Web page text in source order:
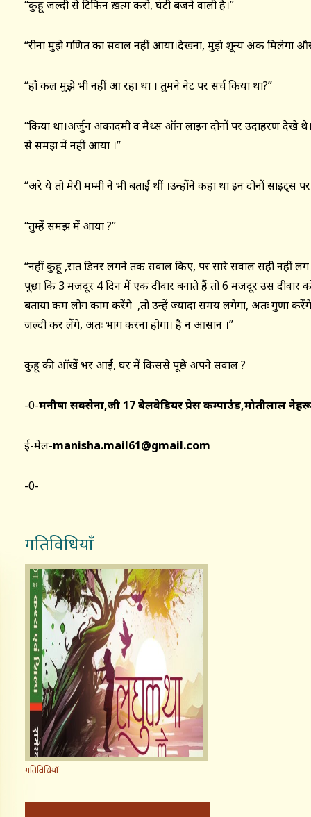
“कुहू जल्दी से टिफिन ख़त्म करो, घंटी बजने वाली है।”
“रीना मुझे गणित का सवाल नहीं आया।देखना, मुझे शून्य अंक मिलेगा और
“हाँ कल मुझे भी नहीं आ रहा था । तुमने नेट पर सर्च किया था?”
“किया था।अर्जुन अकादमी व मैथ्स ऑन लाइन दोनों पर उदाहरण देखे
से समझ में नहीं आया ।”
“अरे ये तो मेरी मम्मी ने भी बताईं थीं ।उन्होंने कहा था इन दोनों साइट्स
“तुम्हें समझ में आया ?”
“नहीं कुहू ,रात डिनर लगने तक सवाल किए, पर सारे सवाल सही नहीं
पूछा कि 3 मजदूर 4 दिन में एक दीवार बनाते हैं तो 6 मजदूर उस दीवार
बताया कम लोग काम करेंगे ,तो उन्हें ज्यादा समय लगेगा, अतः गुणा
जल्दी कर लेंगे, अतः भाग करना होगा। है न आसान ।”
कुहू की आँखें भर आईं, घर में किससे पूछे अपने सवाल ?
-0-मनीषा सक्सेना,जी 17 बेलवेडियर प्रेस कम्पाउंड,मोतीलाल नेहरू
ई-मेल-manisha.mail61@gmail.com
-0-
गतिविधियाँ
गतिविधियाँ